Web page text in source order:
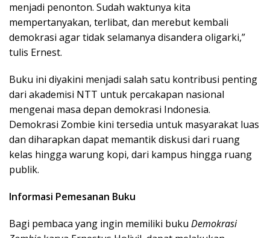
menjadi penonton. Sudah waktunya kita
mempertanyakan, terlibat, dan merebut kembali
demokrasi agar tidak selamanya disandera oligarki,”
tulis Ernest.
Buku ini diyakini menjadi salah satu kontribusi penting
dari akademisi NTT untuk percakapan nasional
mengenai masa depan demokrasi Indonesia.
Demokrasi Zombie kini tersedia untuk masyarakat luas
dan diharapkan dapat memantik diskusi dari ruang
kelas hingga warung kopi, dari kampus hingga ruang
publik.
Informasi Pemesanan Buku
Bagi pembaca yang ingin memiliki buku Demokrasi